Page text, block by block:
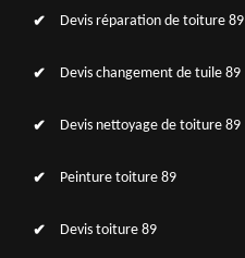
Devis réparation de toiture 89
Devis changement de tuile 89
Devis nettoyage de toiture 89
Peinture toiture 89
Devis toiture 89